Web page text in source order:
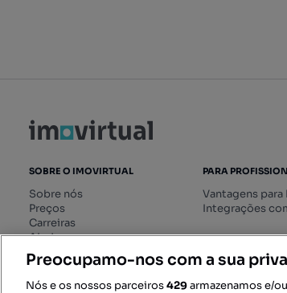
SOBRE O IMOVIRTUAL
Sobre nós
Preços
Carreiras
Ajuda
Livro de Reclamações online
Regulamento dos Serviços
Digitais
PARA
Vantagens
Integrações
Preocupamo-nos com a sua
Nós e os nossos parceiros429armazenamos e/